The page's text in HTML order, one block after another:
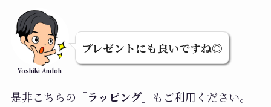
Yoshiki Andoh
プレゼントにも良いですね◎
是非こちらの 「ラッピング」 もご利用ください。